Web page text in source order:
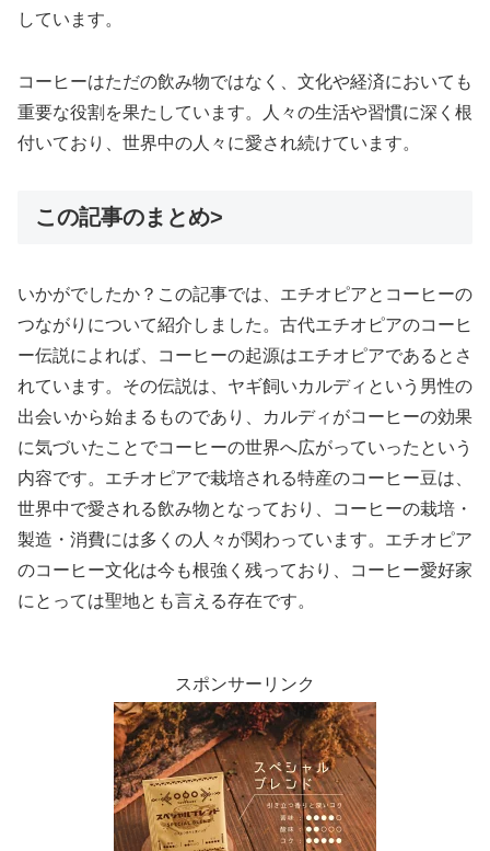
しています。
コーヒーはただの飲み物ではなく、文化や経済においても
重要な役割を果たしています。人々の生活や習慣に深く根
付いており、世界中の人々に愛され続けています。
この記事のまとめ>
いかがでしたか？この記事では、エチオピアとコーヒーの
つながりについて紹介しました。古代エチオピアのコーヒ
ー伝説によれば、コーヒーの起源はエチオピアであるとさ
れています。その伝説は、ヤギ飼いカルディという男性の
出会いから始まるものであり、カルディがコーヒーの効果
に気づいたことでコーヒーの世界へ広がっていったという
内容です。エチオピアで栽培される特産のコーヒー豆は、
世界中で愛される飲み物となっており、コーヒーの栽培・
製造・消費には多くの人々が関わっています。エチオピア
のコーヒー文化は今も根強く残っており、コーヒー愛好家
にとっては聖地とも言える存在です。
スポンサーリンク